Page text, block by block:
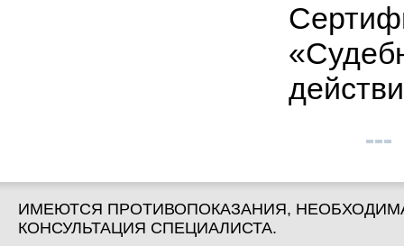
ИМЕЮТСЯ ПРОТИВОПОКАЗАНИЯ,
КОНСУЛЬТАЦИЯ СПЕЦИАЛИСТА.